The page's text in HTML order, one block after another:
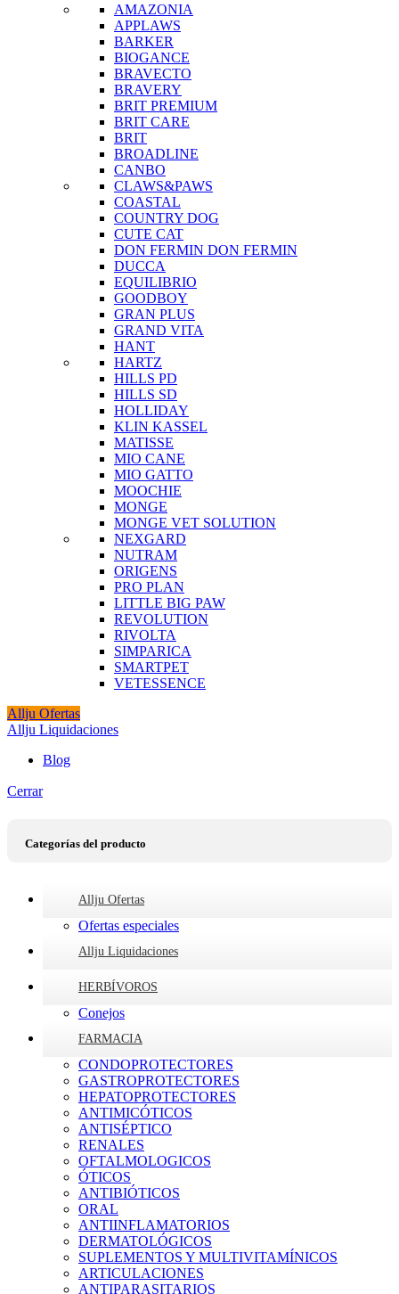
AMAZONIA
APPLAWS
BARKER
BIOGANCE
BRAVECTO
BRAVERY
BRIT PREMIUM
BRIT CARE
BRIT
BROADLINE
CANBO
CLAWS&PAWS
COASTAL
COUNTRY DOG
CUTE CAT
DON FERMIN DON FERMIN
DUCCA
EQUILIBRIO
GOODBOY
GRAN PLUS
GRAND VITA
HANT
HARTZ
HILLS PD
HILLS SD
HOLLIDAY
KLIN KASSEL
MATISSE
MIO CANE
MIO GATTO
MOOCHIE
MONGE
MONGE VET SOLUTION
NEXGARD
NUTRAM
ORIGENS
PRO PLAN
LITTLE BIG PAW
REVOLUTION
RIVOLTA
SIMPARICA
SMARTPET
VETESSENCE
Allju Ofertas
Allju Liquidaciones
Blog
Cerrar
Categorías del producto
Allju Ofertas
Ofertas especiales
Allju Liquidaciones
HERBÍVOROS
Conejos
FARMACIA
CONDOPROTECTORES
GASTROPROTECTORES
HEPATOPROTECTORES
ANTIMICÓTICOS
ANTISÉPTICO
RENALES
OFTALMOLOGICOS
ÓTICOS
ANTIBIÓTICOS
ORAL
ANTIINFLAMATORIOS
DERMATOLÓGICOS
SUPLEMENTOS Y MULTIVITAMÍNICOS
ARTICULACIONES
ANTIPARASITARIOS